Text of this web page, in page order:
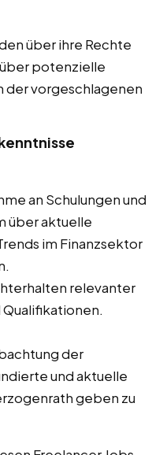
über ihre Rechte
potenzielle
der vorgeschlagenen
an Schulungen und
über aktuelle
im Finanzsektor
relevanter
der
und aktuelle
geben zu